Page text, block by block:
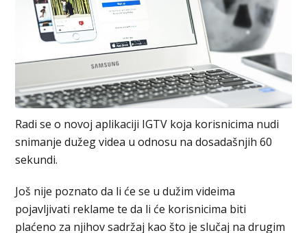
Radi se o novoj aplikaciji IGTV koja korisnicima nudi
snimanje dužeg videa u odnosu na dosadašnjih 60
sekundi.
Još nije poznato da li će se u dužim videima
pojavljivati reklame te da li će korisnicima biti
plaćeno za njihov sadržaj kao što je slučaj na drugim